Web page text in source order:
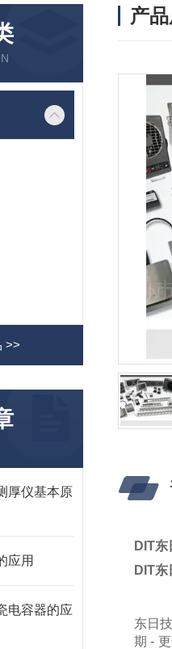
>>
厚仪基本原
应用
电容器的应
产
DIT
DIT
东日
期 -